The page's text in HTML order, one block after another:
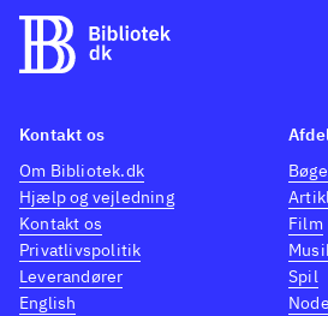
hele meget typisk for
Grafikken er faktisk ret
om et afsnit af serien.
er ret kedelig og ikke
mere end ensformig
de forskellige baner.
udnytter desværre aldrig
de muligheder som DS'en
Kontakt os
Om Bibliotek.dk
Hjælp og vejledning
Kontakt os
Privatlivspolitik
Leverandører
English
Film
Spil